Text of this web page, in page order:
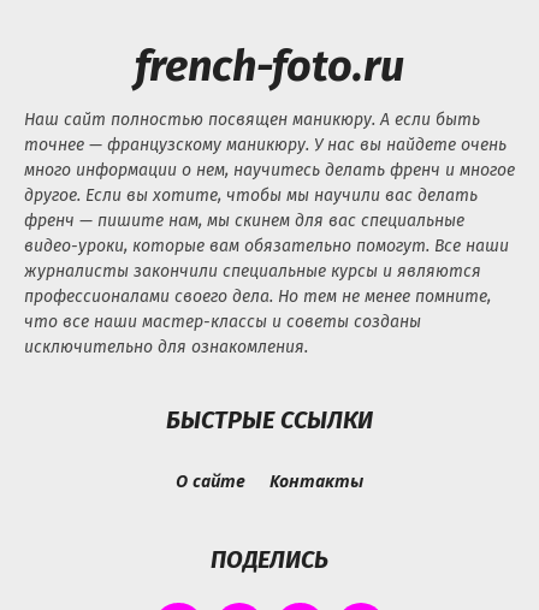
french-foto.ru
Наш сайт полностью посвящен маникюру. А если быть
точнее — французскому маникюру. У нас вы найдете очень
много информации о нем, научитесь делать френч и многое
другое. Если вы хотите, чтобы мы научили вас делать
френч — пишите нам, мы скинем для вас специальные
видео-уроки, которые вам обязательно помогут. Все наши
журналисты закончили специальные курсы и являются
профессионалами своего дела. Но тем не менее помните,
что все наши мастер-классы и советы созданы
исключительно для ознакомления.
БЫСТРЫЕ ССЫЛКИ
О сайте Контакты
ПОДЕЛИСЬ